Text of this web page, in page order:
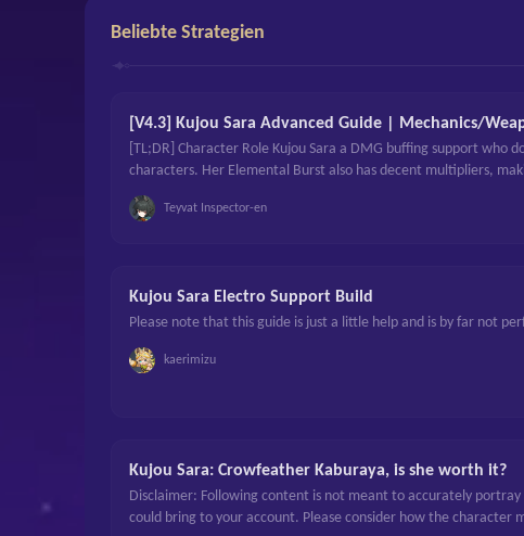
Beliebte Strategien
[V4.3] Kujou Sara Advanced Guide | Mechanics/
[TL;DR] Character Role Kujou Sara a DMG buffing support who
characters. Her Elemental Burst also has decent multipliers,
recommended, and you should only consider building her as a
Teyvat Inspector-en
Kujou Sara Electro Support Build
Please note that this guide is just a little help and is by far not
kaerimizu
Kujou Sara: Crowfeather Kaburaya, is she worth it?
Disclaimer: Following content is not meant to accurately
could bring to your account. Please consider how the character